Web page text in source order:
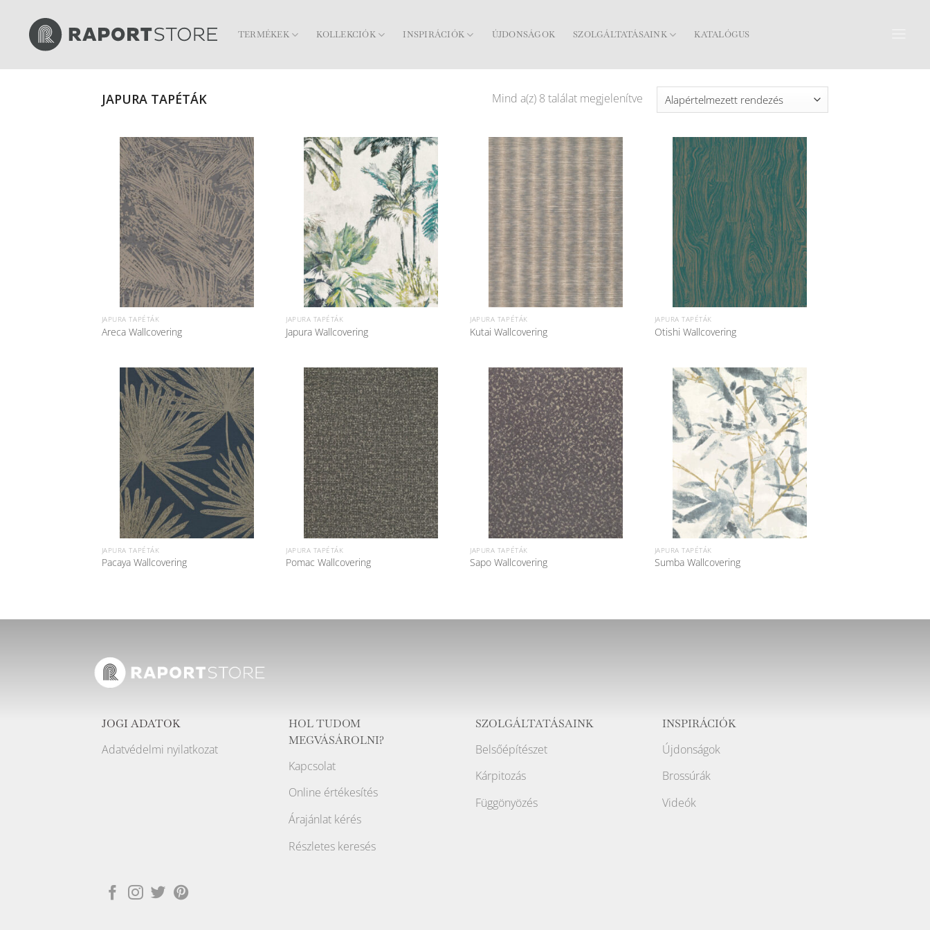
content
TERMÉKEK KOLLEKCIÓK INSPIRÁCIÓK ÚJDONSÁGOK SZOLGÁLTATÁSAINK KATALÓGUS
JAPURA TAPÉTÁK Mind a(z) 8 találat megjelenítve
JAPURA TAPÉTÁK
Areca Wallcovering
JAPURA TAPÉTÁK
Japura Wallcovering
JAPURA TAPÉTÁK
Kutai Wallcovering
JAPURA TAPÉTÁK
Otishi Wallcovering
JAPURA TAPÉTÁK
Pacaya Wallcovering
JAPURA TAPÉTÁK
Pomac Wallcovering
JAPURA TAPÉTÁK
Sapo Wallcovering
JAPURA TAPÉTÁK
Sumba Wallcovering
JOGI ADATOK
Adatvédelmi nyilatkozat
HOL TUDOM
MEGVÁSÁROLNI?
Kapcsolat
Online értékesítés
Árajánlat kérés
Részletes keresés
SZOLGÁLTATÁSAINK
Belsőépítészet
Kárpitozás
Függönyözés
INSPIRÁCIÓK
Újdonságok
Brossúrák
Videók